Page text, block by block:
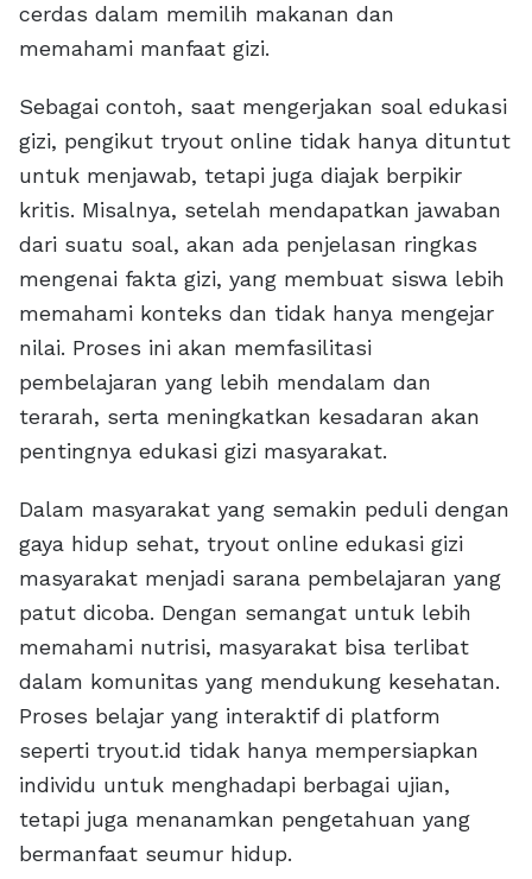
cerdas dalam memilih makanan dan
memahami manfaat gizi.
Sebagai contoh, saat mengerjakan soal edukasi
gizi, pengikut tryout online tidak hanya dituntut
untuk menjawab, tetapi juga diajak berpikir
kritis. Misalnya, setelah mendapatkan jawaban
dari suatu soal, akan ada penjelasan ringkas
mengenai fakta gizi, yang membuat siswa lebih
memahami konteks dan tidak hanya mengejar
nilai. Proses ini akan memfasilitasi
pembelajaran yang lebih mendalam dan
terarah, serta meningkatkan kesadaran akan
pentingnya edukasi gizi masyarakat.
Dalam masyarakat yang semakin peduli dengan
gaya hidup sehat, tryout online edukasi gizi
masyarakat menjadi sarana pembelajaran yang
patut dicoba. Dengan semangat untuk lebih
memahami nutrisi, masyarakat bisa terlibat
dalam komunitas yang mendukung kesehatan.
Proses belajar yang interaktif di platform
seperti tryout.id tidak hanya mempersiapkan
individu untuk menghadapi berbagai ujian,
tetapi juga menanamkan pengetahuan yang
bermanfaat seumur hidup.